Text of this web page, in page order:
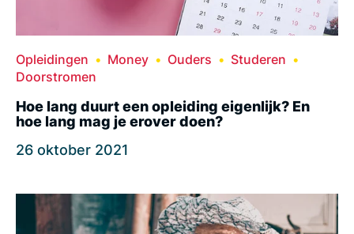
Opleidingen Money Ouders
Studeren
Doorstromen
Hoe lang duurt een opleiding eigenlijk? En
hoe lang mag je erover doen?
26 oktober 2021